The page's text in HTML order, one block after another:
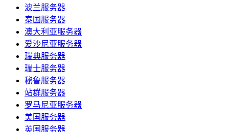
波兰服务器
泰国服务器
澳大利亚服务器
爱沙尼亚服务器
瑞典服务器
瑞士服务器
秘鲁服务器
站群服务器
罗马尼亚服务器
美国服务器
英国服务器